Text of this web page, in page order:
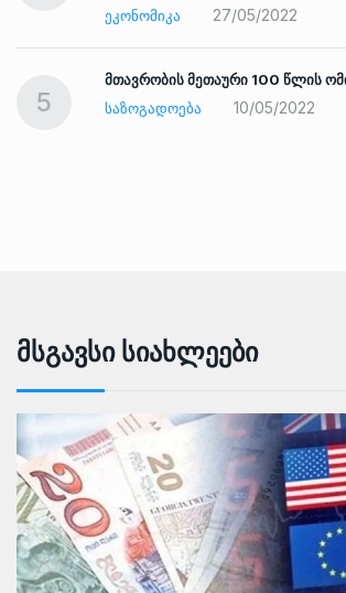
ᲔᲙᲝᲜᲝᲛᲘᲙᲐ
27/05/2022
5
მთავრობის მეთაური 100 წლის
ᲡᲐᲖᲝᲒᲐᲓᲝᲔᲑᲐ
10/05/2022
Მსგავსი Სიახლეები